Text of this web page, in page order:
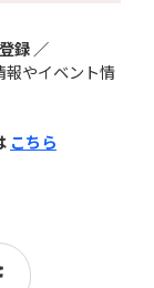
録 ／
報やイベント情
こちら